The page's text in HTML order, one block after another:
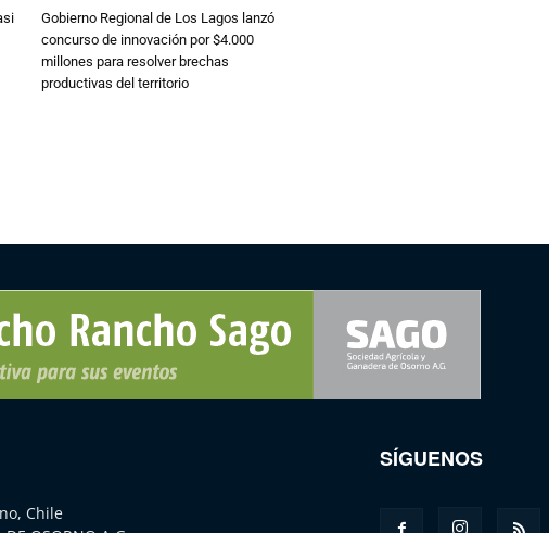
Gobierno Regional de Los Lagos lanzó
concurso de innovación por $4.000
millones para resolver brechas
productivas del territorio
Chile
SÍGUENOS